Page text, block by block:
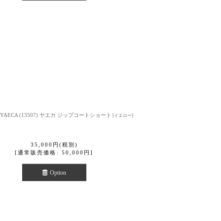
YAECA (13507) ヤエカ ジップコートショート [イエロー]
35,000 円 (税別)
[通常販売価格 : 50,000 円 ]
Option